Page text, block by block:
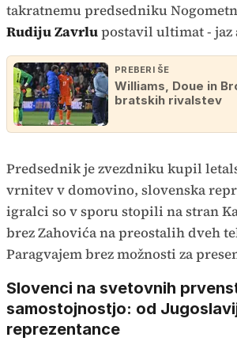
takratnemu predsedniku
Rudiju Zavrlupostavil ultimat - jaz
PREBERI ŠE
Williams, Doue in
bratskih rivalstev
Predsednik je zvezdniku kupil
vrnitev v domovino, slovenska
igralci so v sporu stopili na stran
brez Zahovića na preostalih dveh
Paragvajem brez možnosti za
Slovenci na svetovnih
samostojnostjo: od
reprezentance